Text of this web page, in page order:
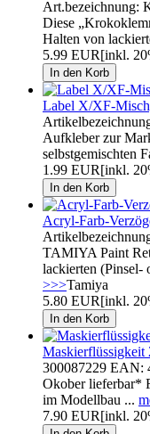
Art.bezeichnung:
Diese
Halten von
5.99 EUR[inkl.
Label X/XF-
Aufkleber zur
selbstgemischten
1.99 EUR[inkl.
Acryl-Farb-
TAMIYA Paint
lackierten
>>>Tamiya
5.80 EUR[inkl.
Maskierflüssigkeit
300087229 EAN:
Okober lieferbar*
im Modellbau ...
7.90 EUR[inkl.